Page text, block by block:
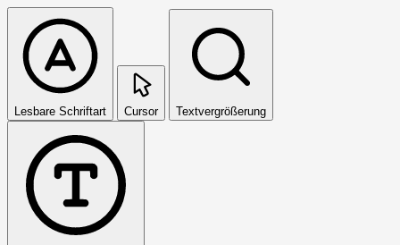
Lesbare Schriftart Cursor Textvergrößerung